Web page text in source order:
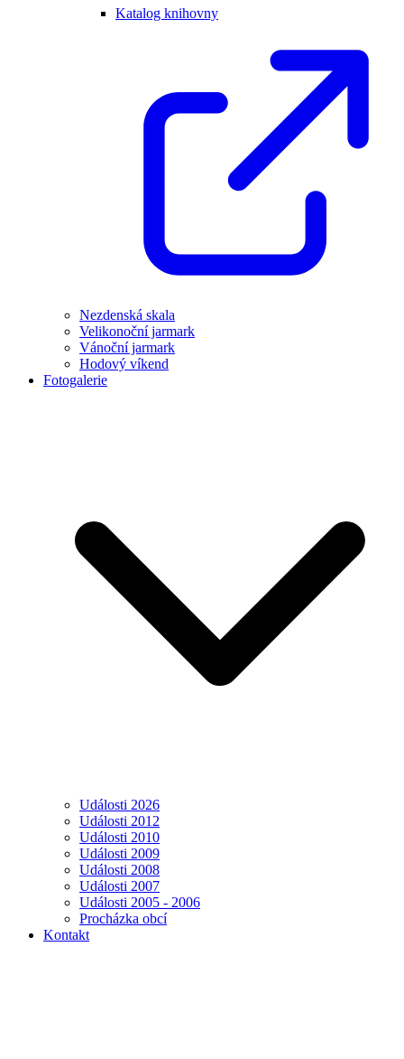
Katalog knihovny
Nezdenská skala
Velikonoční jarmark
Vánoční jarmark
Hodový víkend
Fotogalerie
Události 2026
Události 2012
Události 2010
Události 2009
Události 2008
Události 2007
Události 2005 - 2006
Procházka obcí
Kontakt